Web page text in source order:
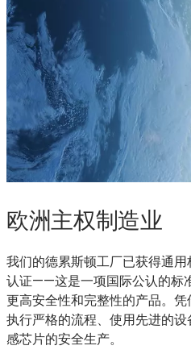
多
达
100
个
维
护
岗
位
欧洲主权制造业
我们的德累斯顿工厂已获得通
认证——这是一项国际公认的标
更高安全性和完整性的产品。
执行严格的流程、使用先进的
感芯片的安全生产。